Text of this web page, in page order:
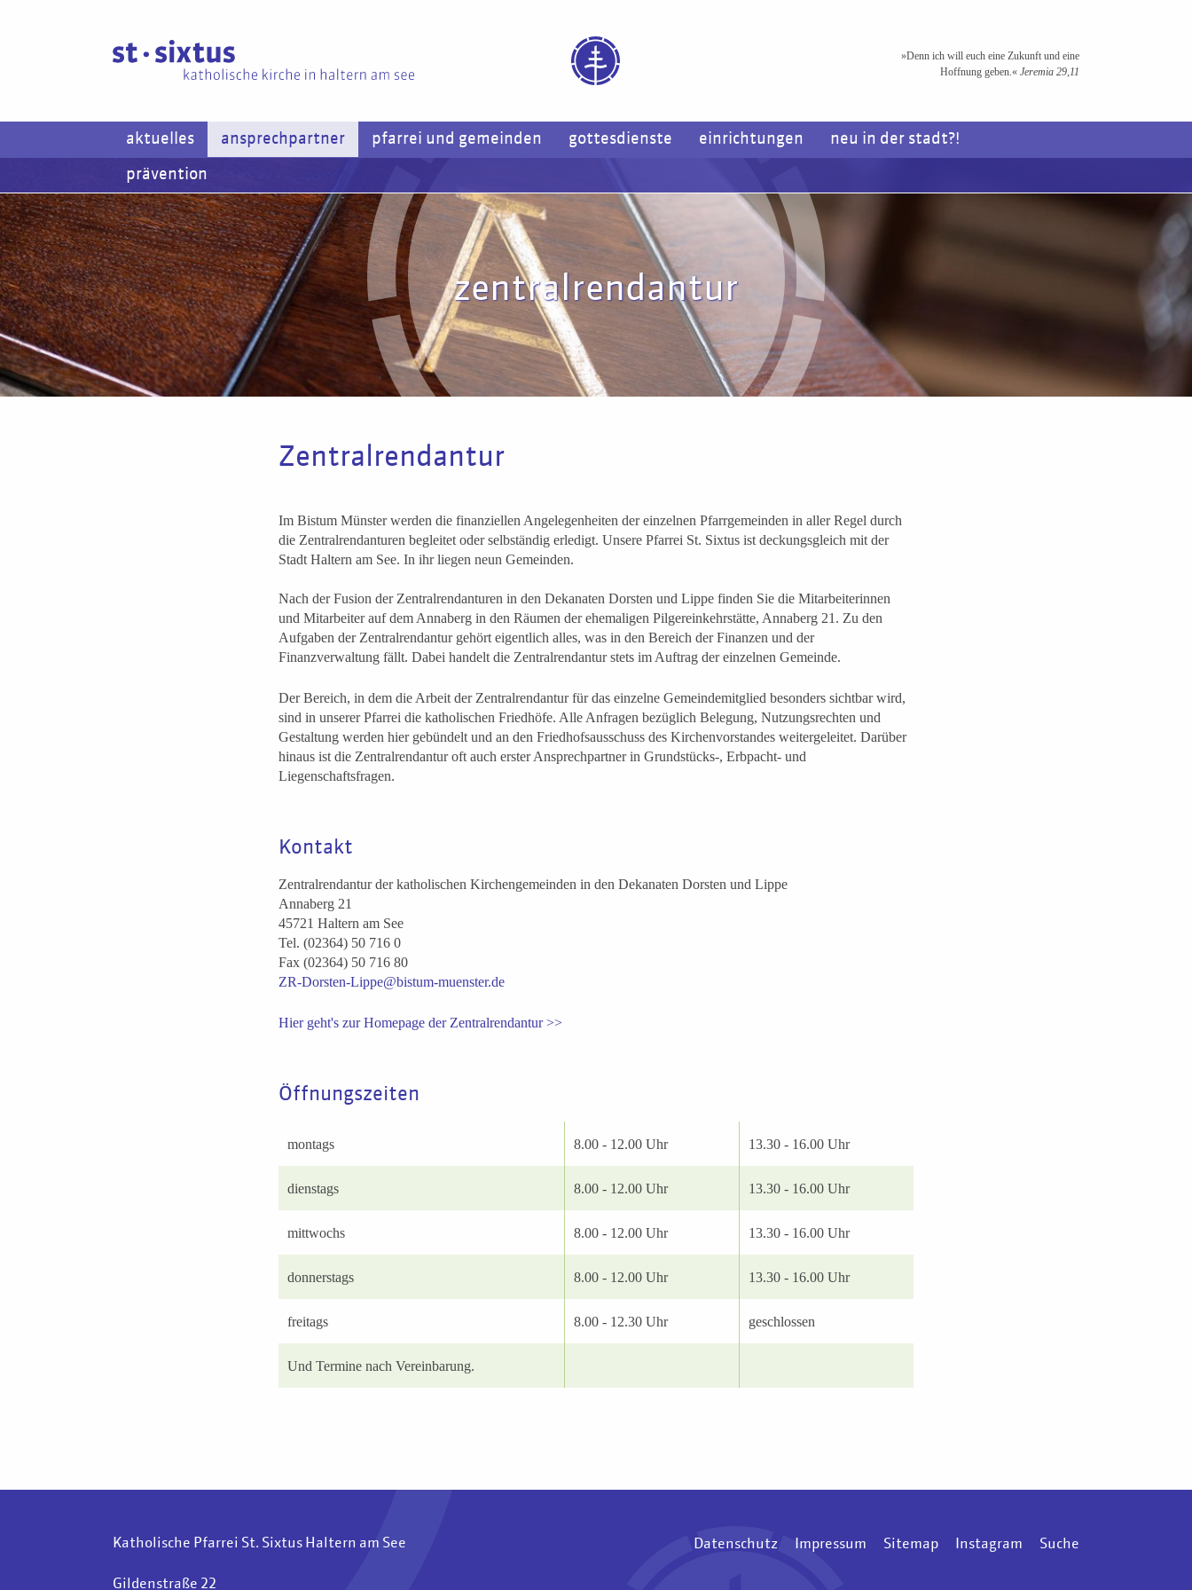
»Denn ich will euch eine Zukunft und eine
Hoffnung geben.« Jeremia 29,11
aktuelles ansprechpartner pfarrei und gemeinden gottesdienste einrichtungen neu in der stadt?!
prävention
zentralrendantur
Zentralrendantur
Im Bistum Münster werden die finanziellen Angelegenheiten der einzelnen Pfarrgemeinden in aller Regel durch
die Zentralrendanturen begleitet oder selbständig erledigt. Unsere Pfarrei St. Sixtus ist deckungsgleich mit der
Stadt Haltern am See. In ihr liegen neun Gemeinden.
Nach der Fusion der Zentralrendanturen in den Dekanaten Dorsten und Lippe finden Sie die Mitarbeiterinnen
und Mitarbeiter auf dem Annaberg in den Räumen der ehemaligen Pilgereinkehrstätte, Annaberg 21. Zu den
Aufgaben der Zentralrendantur gehört eigentlich alles, was in den Bereich der Finanzen und der
Finanzverwaltung fällt. Dabei handelt die Zentralrendantur stets im Auftrag der einzelnen Gemeinde.
Der Bereich, in dem die Arbeit der Zentralrendantur für das einzelne Gemeindemitglied besonders sichtbar wird,
sind in unserer Pfarrei die katholischen Friedhöfe. Alle Anfragen bezüglich Belegung, Nutzungsrechten und
Gestaltung werden hier gebündelt und an den Friedhofsausschuss des Kirchenvorstandes weitergeleitet. Darüber
hinaus ist die Zentralrendantur oft auch erster Ansprechpartner in Grundstücks-, Erbpacht- und
Liegenschaftsfragen.
Kontakt
Zentralrendantur der katholischen Kirchengemeinden in den Dekanaten Dorsten und Lippe
Annaberg 21
45721 Haltern am See
Tel. (02364) 50 716 0
Fax (02364) 50 716 80
ZR-Dorsten-Lippe@bistum-muenster.de
Hier geht's zur Homepage der Zentralrendantur >>
Öffnungszeiten
montags 8.00 - 12.00 Uhr 13.30 - 16.00 Uhr
dienstags 8.00 - 12.00 Uhr 13.30 - 16.00 Uhr
mittwochs 8.00 - 12.00 Uhr 13.30 - 16.00 Uhr
donnerstags 8.00 - 12.00 Uhr 13.30 - 16.00 Uhr
freitags 8.00 - 12.30 Uhr geschlossen
Und Termine nach Vereinbarung.
Katholische Pfarrei St. Sixtus Haltern am See
Gildenstraße 22
Datenschutz Impressum Sitemap Instagram Suche